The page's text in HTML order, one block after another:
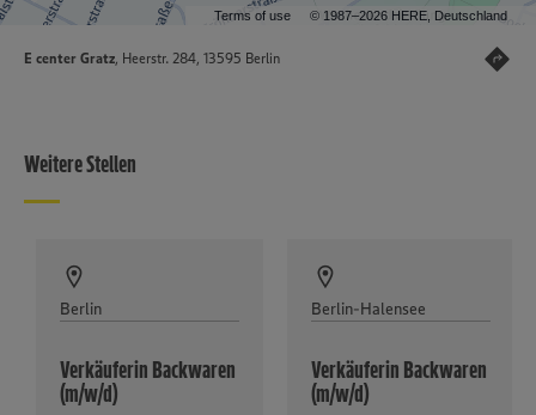
Terms of use © 1987–2026 HERE, Deutschland
E center Gratz, Heerstr. 284, 13595 Berlin
Weitere Stellen
Berlin
Verkäuferin Backwaren
(m/w/d)
Berlin-Halensee
Verkäuferin Backwaren
(m/w/d)